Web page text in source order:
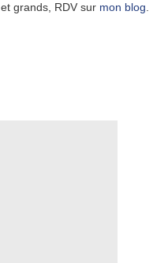
grands, RDV sur mon blog